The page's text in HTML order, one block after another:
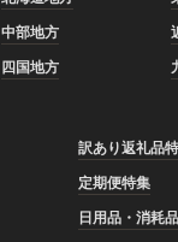
中部地方
四国地方
訳あり返礼品
定期便特集
日用品・消耗